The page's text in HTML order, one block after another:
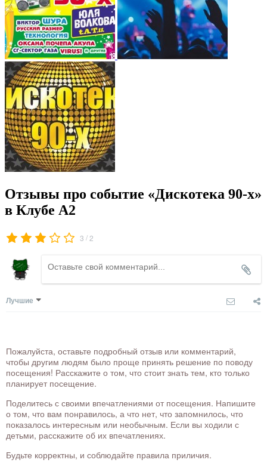
Отзывы про событие «Дискотека 90-х»
в Клубе А2
3 /2
Лучшие
Пожалуйста, оставьте подробный отзыв или комментарий,
чтобы другим людям было проще принять решение по поводу
посещения! Расскажите о том, что стоит знать тем, кто только
планирует посещение.
Поделитесь с своими впечатлениями от посещения. Напишите
о том, что вам понравилось, а что нет, что запомнилось, что
показалось интересным или необычным. Если вы ходили с
детьми, расскажите об их впечатлениях.
Будьте корректны, и соблюдайте правила приличия.